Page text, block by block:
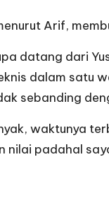
Arif,
datang dari
dalam satu
sebanding
waktunya
nilai padahal